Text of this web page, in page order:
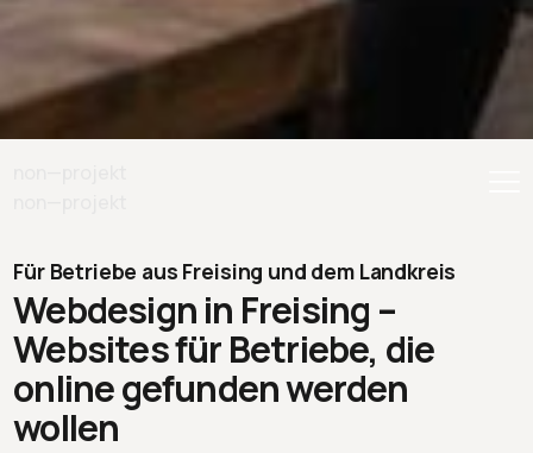
Webdesign in Freising –
Websites für Betriebe, die
online gefunden werden
wollen
Für Betriebe aus Freising und dem Landkreis